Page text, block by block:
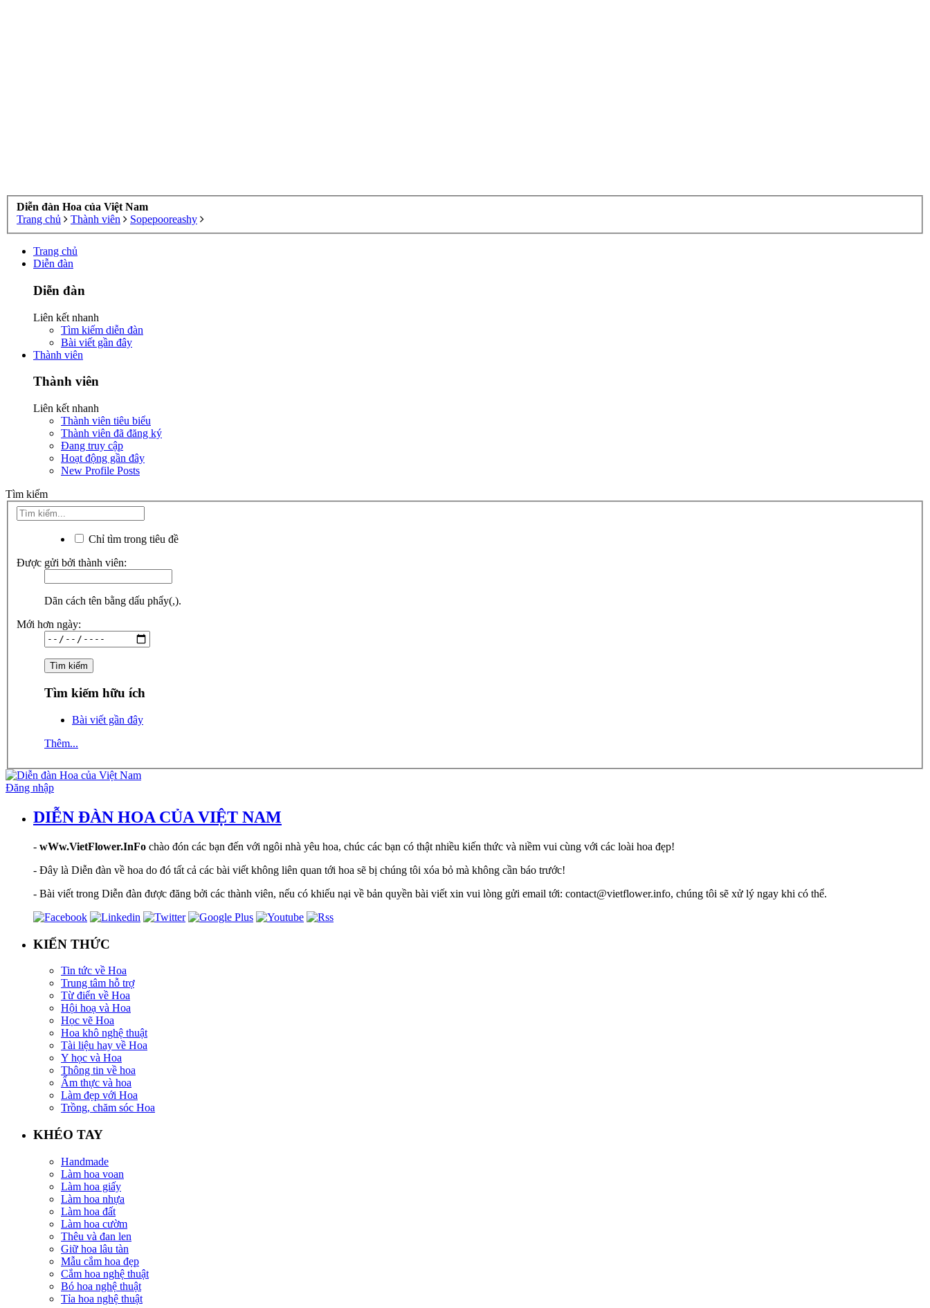
Diễn đàn Hoa của Việt Nam
Trang chủ
Thành viên Sopepooreashy
Trang chủ
Diễn đàn
Diễn đàn
Liên kết nhanh
Tìm kiếm diễn đàn
Bài viết gần đây
Thành viên
Thành viên
Liên kết nhanh
Thành viên tiêu biểu
Thành viên đã đăng ký
Đang truy cập
Hoạt động gần đây
New Profile Posts
Tìm kiếm
Chỉ tìm trong tiêu đề
Được gửi bởi thành viên:
Dãn cách tên bằng dấu phẩy(,).
Mới hơn ngày:
Tìm kiếm hữu ích
Bài viết gần đây
Thêm...
Đăng nhập
DIỄN ĐÀN HOA CỦA VIỆT NAM
- wWw.VietFlower.InFo chào đón các bạn đến với ngôi nhà yêu hoa, chúc các bạn có thật nhiều kiến thức và niềm vui cùng với các loài hoa đẹp!
- Đây là Diễn đàn về hoa do đó tất cả các bài viết không liên quan tới hoa sẽ bị chúng tôi xóa bỏ mà không cần báo trước!
- Bài viết trong Diễn đàn được đăng bởi các thành viên, nếu có khiếu nại về bản quyền bài viết xin vui lòng gửi email tới: contact@vietflower.info, chúng tôi sẽ xử lý ngay khi có thể.
KIẾN THỨC
Tin tức về Hoa
Trung tâm hỗ trợ
Từ điển về Hoa
Hội hoạ và Hoa
Học vẽ Hoa
Hoa khô nghệ thuật
Tài liệu hay về Hoa
Y học và Hoa
Thông tin về hoa
Ẩm thực và hoa
Làm đẹp với Hoa
Trồng, chăm sóc Hoa
KHÉO TAY
Handmade
Làm hoa voan
Làm hoa giấy
Làm hoa nhựa
Làm hoa đất
Làm hoa cườm
Thêu và đan len
Giữ hoa lâu tàn
Mẫu cắm hoa đẹp
Cắm hoa nghệ thuật
Bó hoa nghệ thuật
Tỉa hoa nghệ thuật